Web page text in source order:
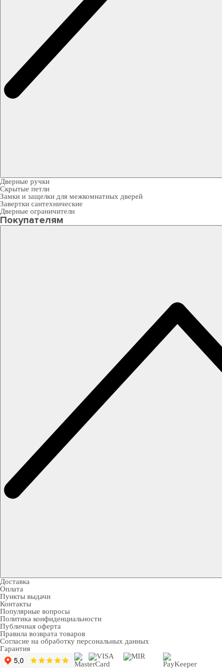
Дверные ручки
Скрытые петли
Замки и защелки для межкомнатных дверей
Завертки сантехнические
Дверные ограничители
Покупателям
Доставка
Оплата
Пункты выдачи
Контакты
Популярные вопросы
Политика конфиденциальности
Публичная оферта
Правила возврата товаров
Согласие на обработку персональных данных
Гарантия